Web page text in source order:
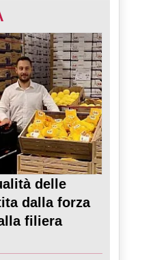
delle
dalla forza
filiera